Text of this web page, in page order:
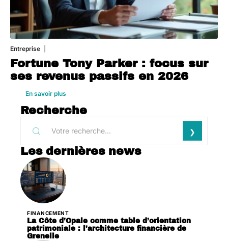
Entreprise
Fortune Tony Parker : focus sur
ses revenus passifs en 2026
En savoir plus
Recherche
Les dernières news
FINANCEMENT
La Côte d’Opale comme table d’orientation
patrimoniale : l’architecture financière de
Grenelle